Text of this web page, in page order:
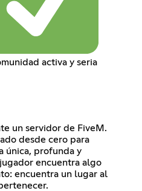
activa y seria
un servidor de FiveM.
desde cero para
única, profunda y
encuentra algo
encuentra un lugar al